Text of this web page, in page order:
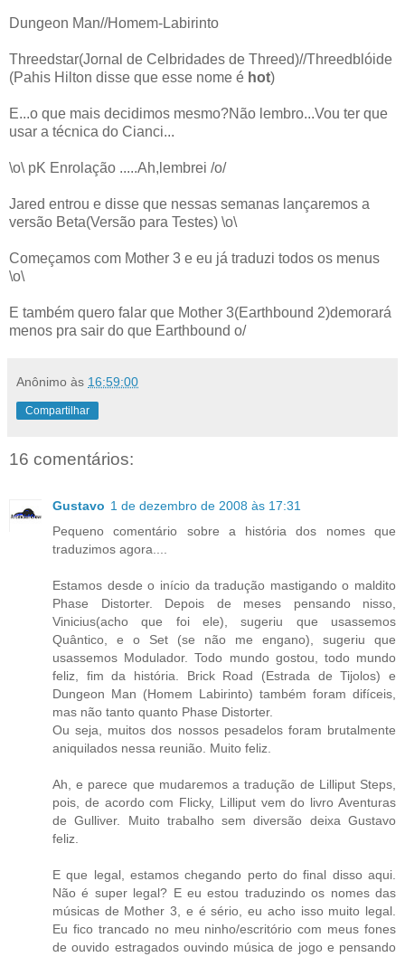
Dungeon Man//Homem-Labirinto
Threedstar(Jornal de Celbridades de Threed)//Threedblóide
(Pahis Hilton disse que esse nome é hot)
E...o que mais decidimos mesmo?Não lembro...Vou ter que
usar a técnica do Cianci...
\o\ pK Enrolação .....Ah,lembrei /o/
Jared entrou e disse que nessas semanas lançaremos a
versão Beta(Versão para Testes) \o\
Começamos com Mother 3 e eu já traduzi todos os menus
\o\
E também quero falar que Mother 3(Earthbound 2)demorará
menos pra sair do que Earthbound o/
Anônimo às 16:59:00
Compartilhar
16 comentários:
Gustavo 1 de dezembro de 2008 às 17:31
Pequeno comentário sobre a história dos nomes que
traduzimos agora....
Estamos desde o início da tradução mastigando o maldito
Phase Distorter. Depois de meses pensando nisso,
Vinicius(acho que foi ele), sugeriu que usassemos
Quântico, e o Set (se não me engano), sugeriu que
usassemos Modulador. Todo mundo gostou, todo mundo
feliz, fim da história. Brick Road (Estrada de Tijolos) e
Dungeon Man (Homem Labirinto) também foram difíceis,
mas não tanto quanto Phase Distorter.
Ou seja, muitos dos nossos pesadelos foram brutalmente
aniquilados nessa reunião. Muito feliz.
Ah, e parece que mudaremos a tradução de Lilliput Steps,
pois, de acordo com Flicky, Lilliput vem do livro Aventuras
de Gulliver. Muito trabalho sem diversão deixa Gustavo
feliz.
E que legal, estamos chegando perto do final disso aqui.
Não é super legal? E eu estou traduzindo os nomes das
músicas de Mother 3, e é sério, eu acho isso muito legal.
Eu fico trancado no meu ninho/escritório com meus fones
de ouvido estragados ouvindo música de jogo e pensando